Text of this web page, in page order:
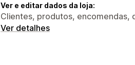
Ver e editar dados da loja:
Clientes, produtos, encomendas,
Ver detalhes